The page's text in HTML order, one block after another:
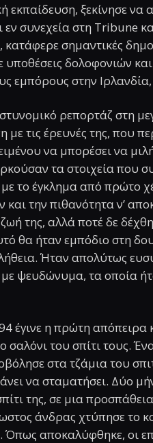
εκπαίδευση, ξεκίνησε
εν συνεχεία στη Tribune
σημαντικές
υποθέσεις δολοφονιών
εμπόρους στην
ρεπορτάζ στη
τις έρευνές της, που
να μπορέσει να
τα στοιχεία που
το έγκλημα από πρώτο
την πιθανότητα ν’
ζωή της, αλλά ποτέ δε
θα ήταν εμπόδιο στη
Ήταν απολύτως
με ψευδώνυμα, τα οποία
έγινε η πρώτη απόπειρα
σαλόνι του σπίτι τους.
στα τζάμια του
να σταματήσει. Δύο
της, σε μια
άνδρας χτύπησε το
αποκαλύφθηκε, οι